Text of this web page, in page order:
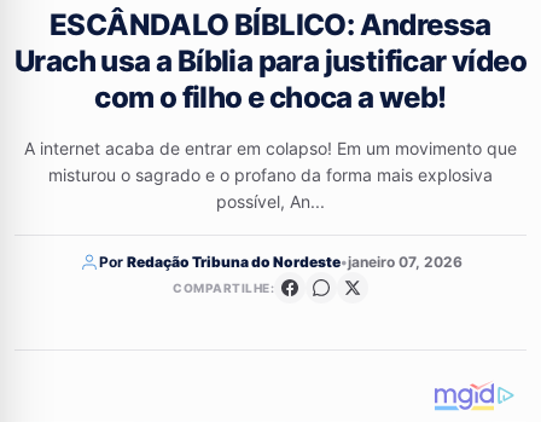
ESCÂNDALO BÍBLICO: Andressa
Urach usa a Bíblia para justificar vídeo
com o filho e choca a web!
A internet acaba de entrar em colapso! Em um movimento que
misturou o sagrado e o profano da forma mais explosiva
possível, An...
Por Redação Tribuna do Nordeste•janeiro 07, 2026
COMPARTILHE: